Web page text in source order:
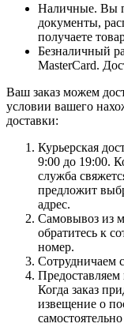
Наличные. Вы
документы,
получаете
Безналичный
MasterCard.
Ваш заказ можем
условии вашего
доставки:
Курьерская
9:00 до 19:00.
служба
предложит
адрес.
Самовывоз из
обратитесь к
номер.
Сотрудничаем
Предоставляем
Когда заказ
извещение о